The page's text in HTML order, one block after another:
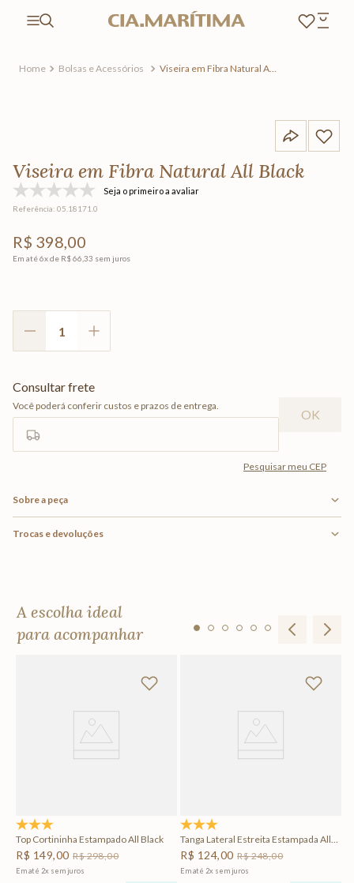
Bolsas e Acessórios
Viseira em Fibra Natural All
Viseira em Fibra Natural All Black
Seja o primeiro a avaliar
Referência: 05.18171.0
R$ 398,00
Em até6x de R$66 33 sem juros
Sobre a peça
Trocas e devoluções
A escolha ideal
para acompanhar
Top Cortininha Estampado All Black
R$ 149,00 R$298,00
Em até 2x sem juros
Tanga Lateral Estreita Estampada All
Black
R$ 124,00 R$248,00
Em até 2x sem juros